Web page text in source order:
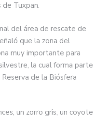
Tuxpan.
del área de rescate de
que la zona del
muy importante para
la cual forma parte
de la Biósfera
un zorro gris, un coyote